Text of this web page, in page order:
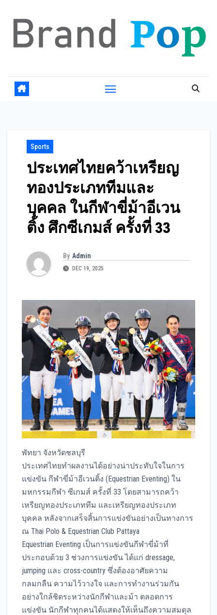
content
Sports
ประเทศไทยคว้าเหรียญ
ทองประเภททีมและ
บุคคล ในกีฬาขี่ม้าอีเวน
ติ้ง ศึกซีเกมส์ ครั้งที่ 33
By Admin
DEC 19, 2025
พัทยา จังหวัดชลบุรี
ประเทศไทยทำผลงานได้อย่างน่าประทับใจในการ
แข่งขัน กีฬาขี่ม้าอีเวนติ้ง (Equestrian Eventing) ใน
มหกรรมกีฬา ซีเกมส์ ครั้งที่ 33 โดยสามารถคว้า
เหรียญทองประเภททีม และเหรียญทองประเภท
บุคคล หลังจากเสร็จสิ้นการแข่งขันอย่างเป็นทางการ
ณ Thai Polo & Equestrian Club Pattaya
Equestrian Eventing เป็นการแข่งขันกีฬาขี่ม้าที่
ประกอบด้วย 3 ช่วงการแข่งขัน ได้แก่ dressage,
jumping และ cross-country ซึ่งต้องอาศัยความ
กลมกลืน ความไว้วางใจ และการทำงานร่วมกัน
อย่างใกล้ชิดระหว่างนักกีฬาและม้า ตลอดการ
แข่งขัน นักกีฬาทุกคนได้แสดงให้เห็นถึงความสมดุล